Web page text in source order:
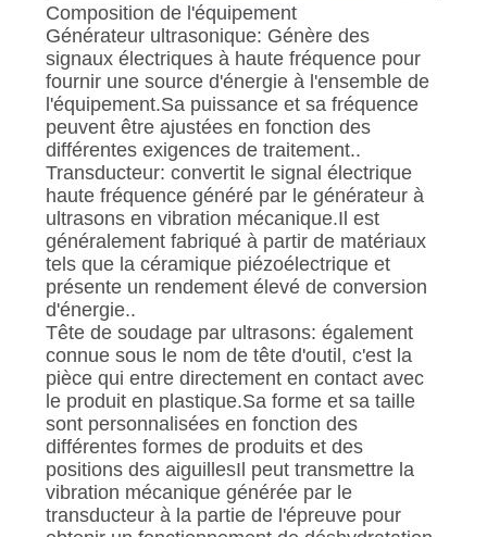
Composition de l'équipement
Générateur ultrasonique: Génère des
signaux électriques à haute fréquence pour
fournir une source d'énergie à l'ensemble de
l'équipement.Sa puissance et sa fréquence
peuvent être ajustées en fonction des
différentes exigences de traitement..
Transducteur: convertit le signal électrique
haute fréquence généré par le générateur à
ultrasons en vibration mécanique.Il est
généralement fabriqué à partir de matériaux
tels que la céramique piézoélectrique et
présente un rendement élevé de conversion
d'énergie..
Tête de soudage par ultrasons: également
connue sous le nom de tête d'outil, c'est la
pièce qui entre directement en contact avec
le produit en plastique.Sa forme et sa taille
sont personnalisées en fonction des
différentes formes de produits et des
positions des aiguillesIl peut transmettre la
vibration mécanique générée par le
transducteur à la partie de l'épreuve pour